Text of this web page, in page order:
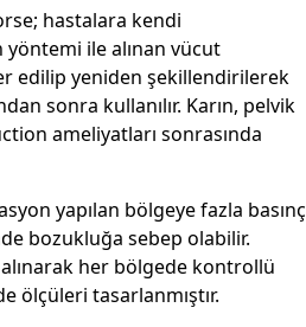
hastalara kendi
ile alınan vücut
edilip yeniden şekillendirilerek
sonra kullanılır. Karın, pelvik
ameliyatları sonrasında
yapılan bölgeye fazla basınç
bozukluğa sebep olabilir.
her bölgede kontrollü
ölçüleri tasarlanmıştır.